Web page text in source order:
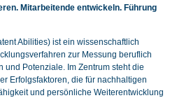
Mitarbeitende entwickeln. Führung
Abilities) ist ein wissenschaftlich
zur Messung beruflich
und Potenziale. Im Zentrum steht die
Erfolgsfaktoren, die für nachhaltigen
und persönliche Weiterentwicklung